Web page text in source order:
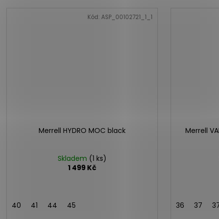
Merrell HYDRO MOC black
Skladem (1 ks)
1 499 Kč
40 41 44 45
Kód: ASP_00102721_1_1
Merrell
36 37